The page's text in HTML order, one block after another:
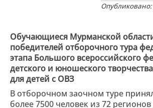
Обучающиеся Мурманской
победителей отборочного тура
этапа Большого всероссийского
детского и юношеского
для детей с ОВЗ
В отборочном заочном туре
более 7500 человек из 72